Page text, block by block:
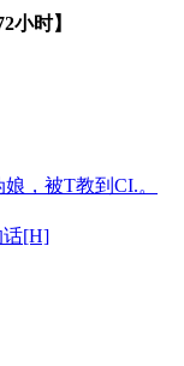
小时】
，被T教到CI.。
话[H]